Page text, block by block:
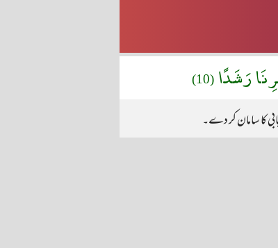
رَشَدًا (10)
کا سامان کر دے۔